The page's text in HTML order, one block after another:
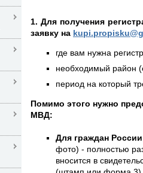
1. Для получения
заявку на
где вам нужна
необходимый район
период на который
Помимо этого нужно
МВД:
Для граждан
фото) - полностью
вносится в